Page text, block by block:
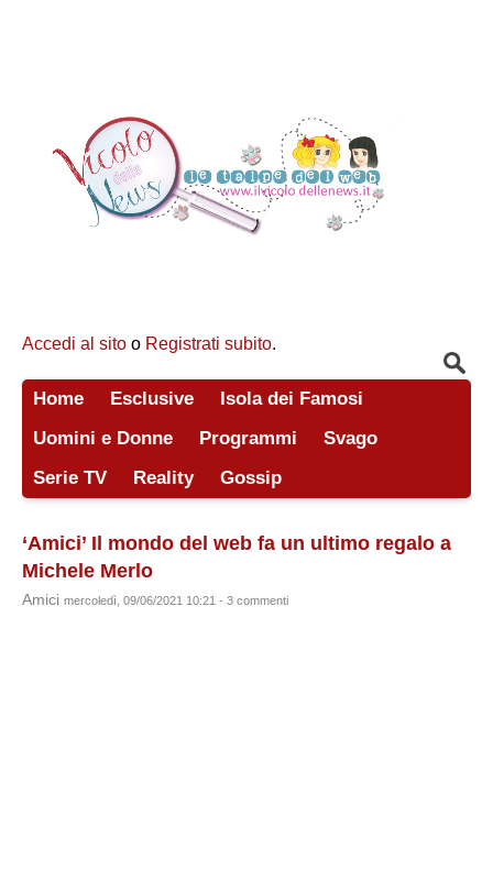
Accedi al sito o Registrati subito.
Home Esclusive
Isola dei Famosi
Uomini e Donne
Programmi
Svago
Serie TV
Reality Gossip
‘Amici’ Il mondo del web fa un ultimo regalo a
Michele Merlo
Amici mercoledì, 09/06/2021 10:21 - 3 commenti